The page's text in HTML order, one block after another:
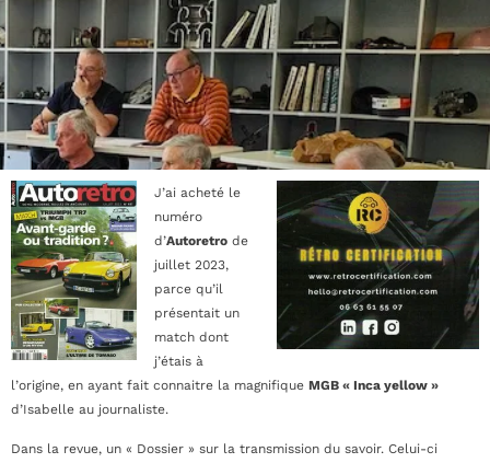
J’ai acheté le
numéro
d’Autoretro de
juillet 2023,
parce qu’il
présentait un
match dont
j’étais à
l’origine, en ayant fait connaitre la magnifique MGB « Inca yellow »
d’Isabelle au journaliste.
Dans la revue, un « Dossier » sur la transmission du savoir. Celui-ci